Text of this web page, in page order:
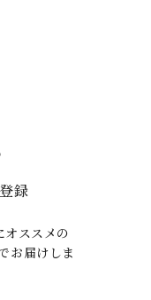
録
ススメの
お届けしま